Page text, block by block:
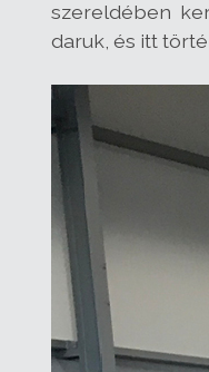
szereldében
daruk, és itt